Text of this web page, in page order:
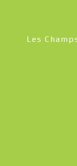
Les Champs, 36210 Saint-Christophe-